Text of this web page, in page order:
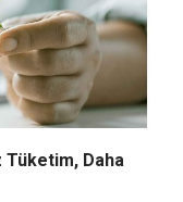
Tüketim, Daha